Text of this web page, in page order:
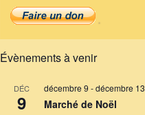
Évènements à venir
DÉC
9
décembre 9 -décembre 13
Marché de Noël